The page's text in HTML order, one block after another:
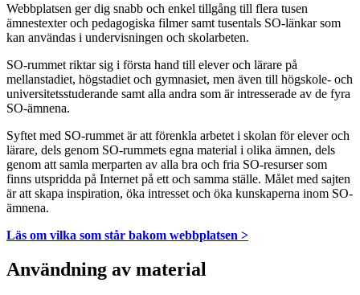
Webbplatsen ger dig snabb och enkel tillgång till flera tusen
ämnestexter och pedagogiska filmer samt tusentals SO-länkar som
kan användas i undervisningen och skolarbeten.
SO-rummet riktar sig i första hand till elever och lärare på
mellanstadiet, högstadiet och gymnasiet, men även till högskole- och
universitetsstuderande samt alla andra som är intresserade av de fyra
SO-ämnena.
Syftet med SO-rummet är att förenkla arbetet i skolan för elever och
lärare, dels genom SO-rummets egna material i olika ämnen, dels
genom att samla merparten av alla bra och fria SO-resurser som
finns utspridda på Internet på ett och samma ställe. Målet med sajten
är att skapa inspiration, öka intresset och öka kunskaperna inom SO-
ämnena.
Läs om vilka som står bakom webbplatsen >
Användning av material